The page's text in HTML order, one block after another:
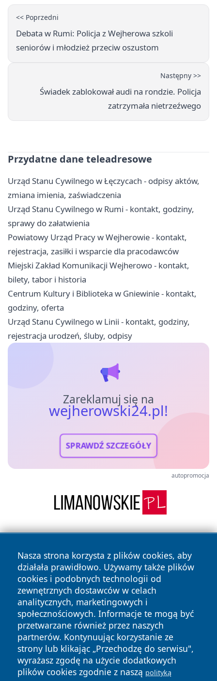
<< Poprzedni
Debata w Rumi: Policja z Wejherowa szkoli
seniorów i młodzież przeciw oszustom
Następny >>
Świadek zablokował audi na rondzie. Policja
zatrzymała nietrzeźwego
Przydatne dane teleadresowe
Urząd Stanu Cywilnego w Łęczycach - odpisy aktów,
zmiana imienia, zaświadczenia
Urząd Stanu Cywilnego w Rumi - kontakt, godziny,
sprawy do załatwienia
Powiatowy Urząd Pracy w Wejherowie - kontakt,
rejestracja, zasiłki i wsparcie dla pracodawców
Miejski Zakład Komunikacji Wejherowo - kontakt,
bilety, tabor i historia
Centrum Kultury i Biblioteka w Gniewinie - kontakt,
godziny, oferta
Urząd Stanu Cywilnego w Linii - kontakt, godziny,
rejestracja urodzeń, śluby, odpisy
Zareklamuj się na
wejherowski24.pl!
SPRAWDŹ SZCZEGÓŁY
autopromocja
Nasza strona korzysta z plików cookies, aby
działała prawidłowo. Używamy także plików
cookies i podobnych technologii od
zewnętrznych dostawców w celach
analitycznych, marketingowych i
społecznościowych. Informacje te mogą być
przetwarzane również przez naszych
partnerów. Kontynuując korzystanie ze
strony lub klikając „Przechodzę do serwisu",
wyrażasz zgodę na użycie dodatkowych
plików cookies zgodnie z naszą polityką
Copyright © 2026 wejherowski24.pl Wszystkie prawa
zastrzeżone.
News Autorzy
Polityka
Prywatności
Polityka
Cookies